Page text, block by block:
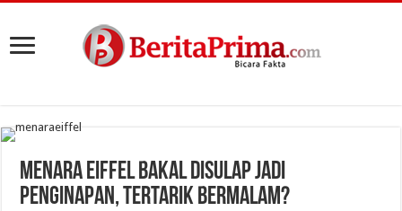
Menara Eiffel Bakal Disulap Jadi
Penginapan, Tertarik Bermalam?